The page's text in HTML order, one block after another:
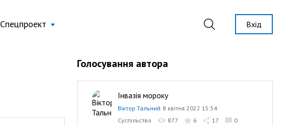
Спецпроект Вхід
Голосування автора
Інвазія мороку
Віктор Тальний 8 квітня 2022 15:54
Суспільство
877 6 17 0